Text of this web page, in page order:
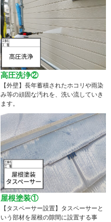
高圧洗浄②
【外壁】長年蓄積されたホコリや雨染
み等の頑固な汚れを、洗い流していき
ます。
屋根塗装①
【タスペーサー設置】タスペーサーと
いう部材を屋根の隙間に設置する事